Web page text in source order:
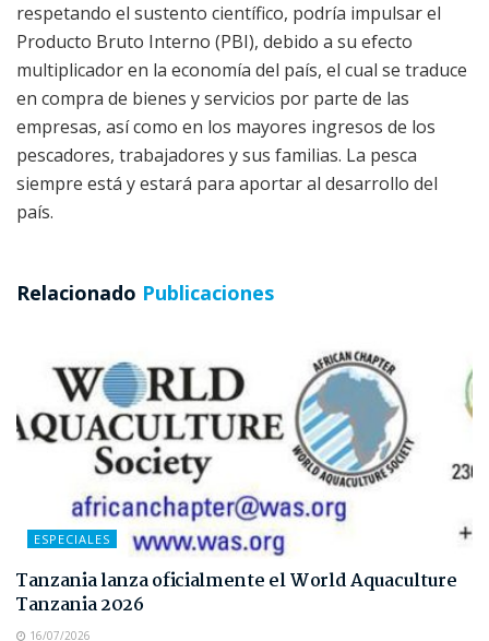
respetando el sustento científico, podría impulsar el
Producto Bruto Interno (PBI), debido a su efecto
multiplicador en la economía del país, el cual se traduce
en compra de bienes y servicios por parte de las
empresas, así como en los mayores ingresos de los
pescadores, trabajadores y sus familias. La pesca
siempre está y estará para aportar al desarrollo del
país.
Relacionado Publicaciones
ESPECIALES
Tanzania lanza oficialmente el World Aquaculture
Tanzania 2026
16/07/2026